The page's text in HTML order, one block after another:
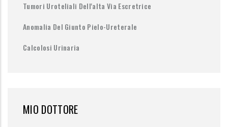
Tumori Uroteliali Dell'alta Via Escretrice
Anomalia Del Giunto Pielo-Ureterale
Calcolosi Urinaria
MIO DOTTORE